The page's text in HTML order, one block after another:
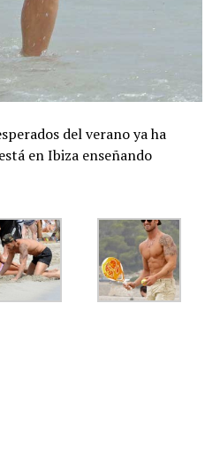
del verano ya ha
en Ibiza enseñando